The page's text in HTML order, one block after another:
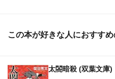
この本が好きな人におすす
太閤暗殺 (双葉文庫)